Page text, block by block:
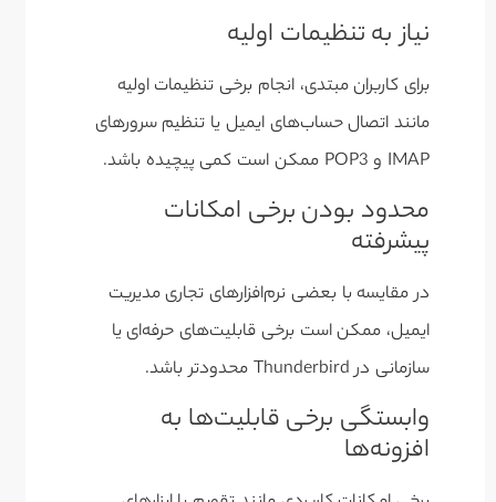
نیاز به تنظیمات اولیه
برای کاربران مبتدی، انجام برخی تنظیمات اولیه
مانند اتصال حساب‌های ایمیل یا تنظیم سرورهای
IMAP و POP3 ممکن است کمی پیچیده باشد.
محدود بودن برخی امکانات
پیشرفته
در مقایسه با بعضی نرم‌افزارهای تجاری مدیریت
ایمیل، ممکن است برخی قابلیت‌های حرفه‌ای یا
سازمانی در Thunderbird محدودتر باشد.
وابستگی برخی قابلیت‌ها به
افزونه‌ها